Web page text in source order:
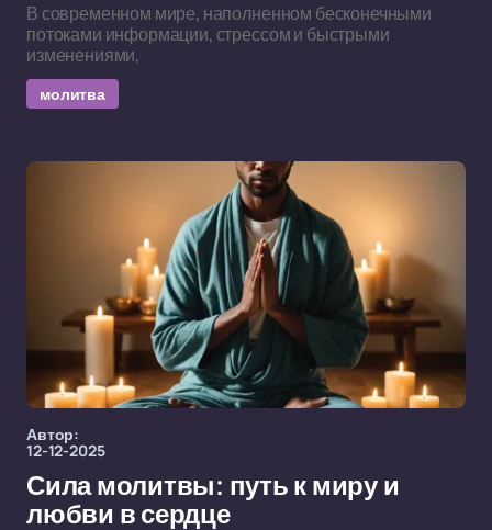
В современном мире, наполненном бесконечными
потоками информации, стрессом и быстрыми
изменениями,
молитва
Автор:
12-12-2025
Сила молитвы: путь к миру и
любви в сердце